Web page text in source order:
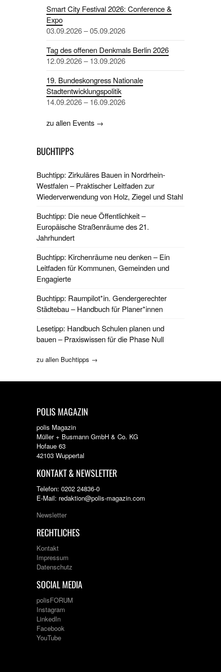
Smart City Festival 2026: Conference &
Expo
03.09.2026 – 05.09.2026
Tag des offenen Denkmals Berlin 2026
12.09.2026 – 13.09.2026
19. Bundeskongress Nationale
Stadtentwicklungspolitik
14.09.2026 – 16.09.2026
zu allen Events →
BUCHTIPPS
Buchtipp: Zirkuläres Bauen in Nordrhein-
Westfalen – Praktischer Leitfaden zur
Wiederverwendung von Holz, Ziegel und Stahl
Buchtipp: Die neue Öffentlichkeit –
Europäische Straßenräume des 21.
Jahrhundert
Buchtipp: Kirchenräume neu denken – Ein
Leitfaden für Kommunen, Gemeinden und
Engagierte
Buchtipp: Raumpilot*in. Gendergerechter
Städtebau – Handbuch für Planer*innen
Lesetipp: Handbuch Schulen planen und
bauen – Praxiswissen für die Phase Null
zu allen Buchtipps →
POLIS MAGAZIN
polis Magazin
Müller + Busmann GmbH & Co. KG
Hofaue 63
42103 Wuppertal
KONTAKT & NEWSLETTER
Telefon: 0202 24836-0
E-Mail: redaktion@polis-magazin.com
Newsletter
RECHTLICHES
Kontakt
Impressum
Datenschutz
SOCIAL MEDIA
polisFORUM
Instagram
LinkedIn
Facebook
YouTube